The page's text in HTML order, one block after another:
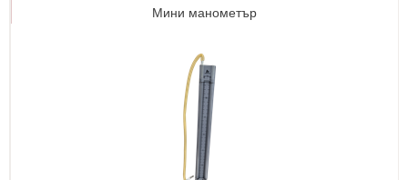
Мини манометър